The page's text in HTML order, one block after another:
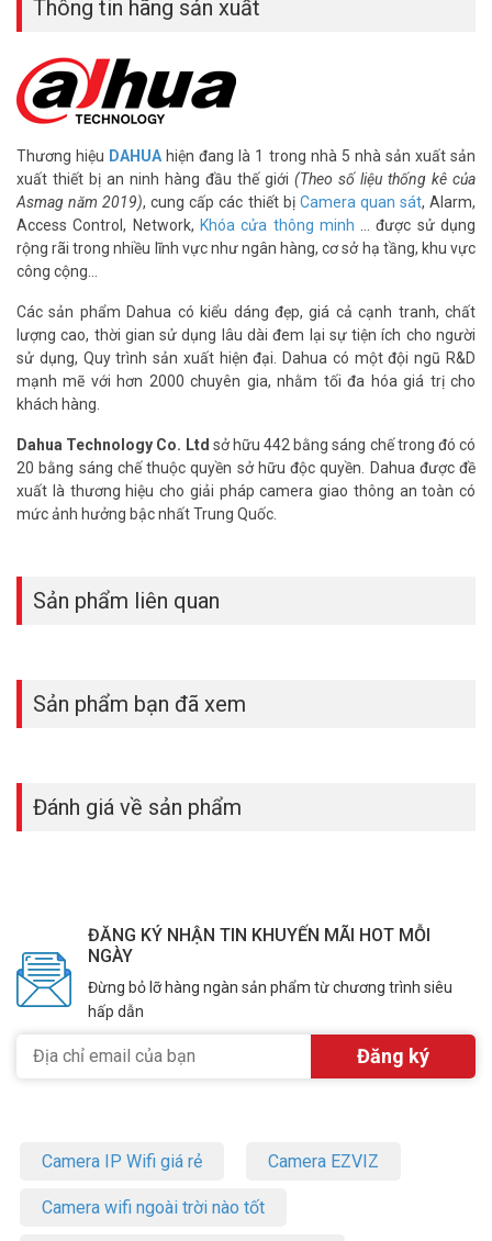
– Facebook:https://www.facebook.com/vuhoangtelecom/
– Website:https://vuhoangtelecom.vn/
Thông tin hãng sản xuất
Thương hiệu DAHUA hiện đang là 1 trong nhà 5 nhà sản xuất sản
xuất thiết bị an ninh hàng đầu thế giới (Theo số liệu thống kê của
Asmag năm 2019), cung cấp các thiết bị Camera quan sát, Alarm,
Access Control, Network, Khóa cửa thông minh … được sử dụng
rộng rãi trong nhiều lĩnh vực như ngân hàng, cơ sở hạ tầng, khu vực
công cộng…
Các sản phẩm Dahua có kiểu dáng đẹp, giá cả cạnh tranh, chất
lượng cao, thời gian sử dụng lâu dài đem lại sự tiện ích cho người
sử dụng, Quy trình sản xuất hiện đại. Dahua có một đội ngũ R&D
mạnh mẽ với hơn 2000 chuyên gia, nhằm tối đa hóa giá trị cho
khách hàng.
Dahua Technology Co. Ltd sở hữu 442 bằng sáng chế trong đó có
20 bằng sáng chế thuộc quyền sở hữu độc quyền. Dahua được đề
xuất là thương hiệu cho giải pháp camera giao thông an toàn có
mức ảnh hưởng bậc nhất Trung Quốc.
Sản phẩm liên quan
Sản phẩm bạn đã xem
Đánh giá về sản phẩm
ĐĂNG KÝ NHẬN TIN KHUYẾN MÃI HOT MỖI
NGÀY
Đừng bỏ lỡ hàng ngàn sản phẩm từ chương trình siêu
hấp dẫn
Camera IP Wifi giá rẻ Camera EZVIZ
Camera wifi ngoài trời nào tốt